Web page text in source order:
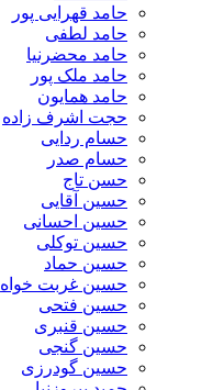
حامد قهرایی پور
حامد لطفی
حامد محضرنیا
حامد ملک پور
حامد همایون
حجت اشرف زاده
حسام ردایی
حسام صدر
حسن تاج
حسین آقایی
حسین احسانی
حسین توکلی
حسین حماد
حسین غربت خواه
حسین فتحی
حسین قنبری
حسین گنجی
حسین گودرزی